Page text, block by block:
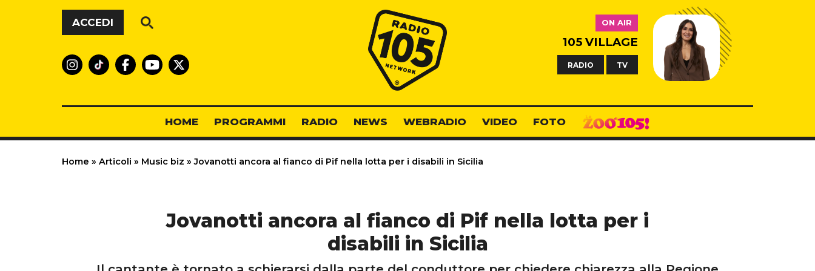
Vai al contenuto
ACCEDI
Radio 105
ON AIR
105 VILLAGE
RADIO TV
HOME PROGRAMMI RADIO NEWS WEBRADIO VIDEO FOTO
Home » Articoli » Music biz » Jovanotti ancora al fianco di Pif nella lotta per i disabili in Sicilia
Jovanotti ancora al fianco di Pif nella lotta per i
disabili in Sicilia